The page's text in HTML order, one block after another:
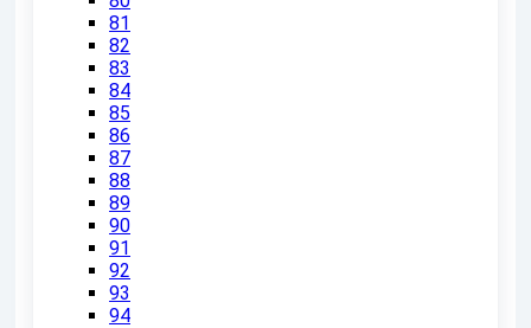
81
82
83
84
85
86
87
88
89
90
91
92
93
94